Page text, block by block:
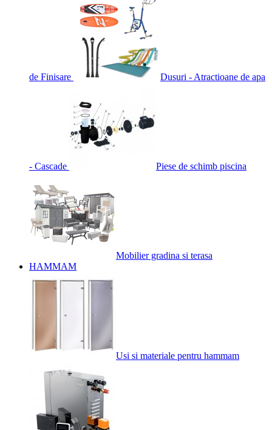
de Finisare Dusuri - Atractioane de apa
- Cascade Piese de schimb piscina
Mobilier gradina si terasa
HAMMAM
Usi si materiale pentru hammam